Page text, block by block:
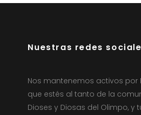
Nuestras redes
Nos mantenemos activos por
que estés al tanto de la
Dioses y Diosas del Olimpo, y